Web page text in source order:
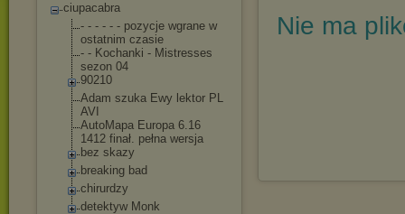
ciupacabra
- - - - - - pozycje wgrane w
ostatnim czasie
- - Kochanki - Mistresses
sezon 04
90210
Adam szuka Ewy lektor PL
AVI
AutoMapa Europa 6.16
1412 finał. pełna wersja
bez skazy
breaking bad
chirurdzy
detektyw Monk
Nie ma